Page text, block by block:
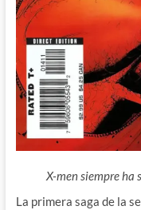
X-men siempre
La primera saga de la